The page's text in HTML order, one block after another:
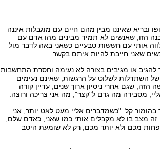
ובריא שאיננו מבין מהם חיים עם מוגבלות איננה
הזו, שאנשים לא תמיד מבינים מהו אדם עם
אותי עם חששות טבעיים כשאני באה לדבר מול
שאני חייבת להיות איתם בקשר.
להגיב או מגיבים בצורה לא נעימה וחסרת התחשבות
השתדלות לשלוט על הרגשות, שאינם נעימים
הזה, שגם אחרי ניסיון ארוך שנים, עדיין קורה –
מסבירה מה גרם ל"קצר", מה אני צריכה ורוצה.
קל: "כשמדברים אליי מעט לאט יותר, אני
מצב בו לא מקבלים אותי כמו שאני, כאדם שלם,
פחות מכם ולא יותר מכם, רק לא שומעת היטב